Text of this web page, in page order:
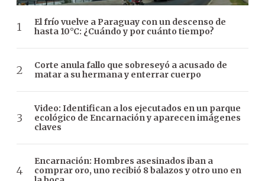
El frío vuelve a Paraguay con un descenso de
hasta 10°C: ¿Cuándo y por cuánto tiempo?
Corte anula fallo que sobreseyó a acusado de
matar a su hermana y enterrar cuerpo
Video: Identifican a los ejecutados en un parque
ecológico de Encarnación y aparecen imágenes
claves
Encarnación: Hombres asesinados iban a
comprar oro, uno recibió 8 balazos y otro uno en